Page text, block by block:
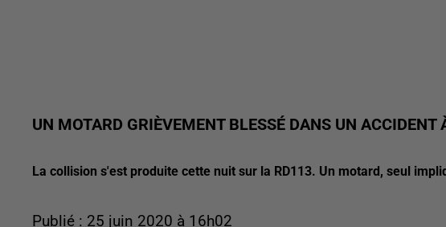
UN MOTARD GRIÈVEMENT BLESSÉ DANS UN
La collision s'est produite cette nuit sur la RD113. Un motard, seul
Publié : 25 juin 2020 à 16h02